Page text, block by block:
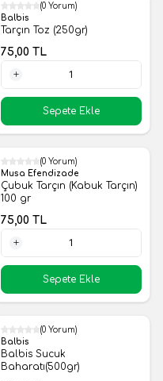
Yeni
(0 Yorum)
Balbis
Tarçın Toz (250gr)
75,00 TL
Sepete Ekle
Yeni
(0 Yorum)
Musa Efendizade
Çubuk Tarçın (Kabuk Tarçın)
100 gr
75,00 TL
Sepete Ekle
Yeni
(0 Yorum)
Balbis
Balbis Sucuk
Baharatı(500gr)